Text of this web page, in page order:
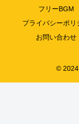
フリーBGM
プライバシーポリ
お問い合わせ
©